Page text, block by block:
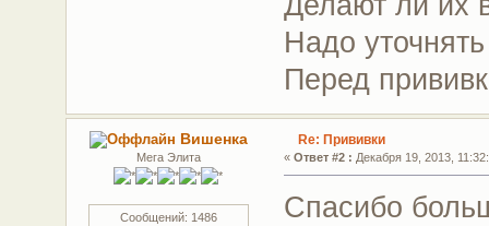
Надо
Перед
Вишенка
Мега Элита
Сообщений: 1486
Re: Прививки
«Ответ #2 : Декабря 19, 2013,
Спасибо